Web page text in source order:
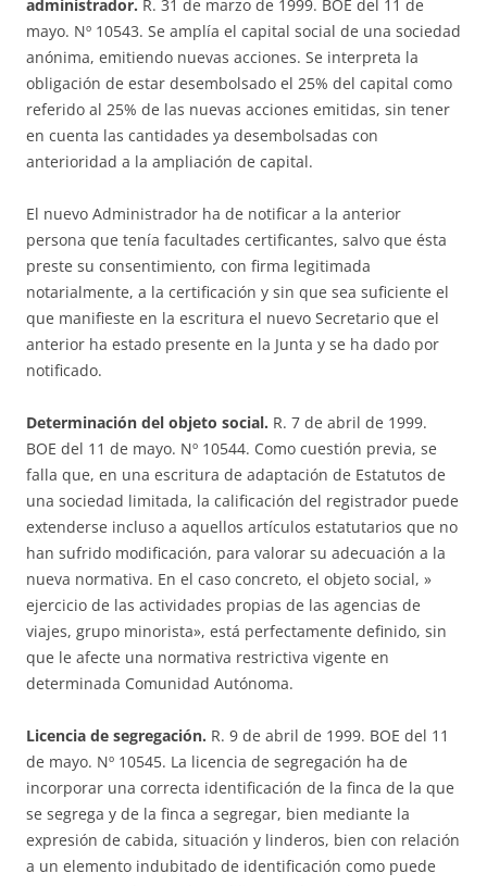
administrador. R. 31 de marzo de 1999. BOE del 11 de
mayo. Nº 10543. Se amplía el capital social de una sociedad
anónima, emitiendo nuevas acciones. Se interpreta la
obligación de estar desembolsado el 25% del capital como
referido al 25% de las nuevas acciones emitidas, sin tener
en cuenta las cantidades ya desembolsadas con
anterioridad a la ampliación de capital.
El nuevo Administrador ha de notificar a la anterior
persona que tenía facultades certificantes, salvo que ésta
preste su consentimiento, con firma legitimada
notarialmente, a la certificación y sin que sea suficiente el
que manifieste en la escritura el nuevo Secretario que el
anterior ha estado presente en la Junta y se ha dado por
notificado.
Determinación del objeto social. R. 7 de abril de 1999.
BOE del 11 de mayo. Nº 10544. Como cuestión previa, se
falla que, en una escritura de adaptación de Estatutos de
una sociedad limitada, la calificación del registrador puede
extenderse incluso a aquellos artículos estatutarios que no
han sufrido modificación, para valorar su adecuación a la
nueva normativa. En el caso concreto, el objeto social, »
ejercicio de las actividades propias de las agencias de
viajes, grupo minorista», está perfectamente definido, sin
que le afecte una normativa restrictiva vigente en
determinada Comunidad Autónoma.
Licencia de segregación. R. 9 de abril de 1999. BOE del 11
de mayo. Nº 10545. La licencia de segregación ha de
incorporar una correcta identificación de la finca de la que
se segrega y de la finca a segregar, bien mediante la
expresión de cabida, situación y linderos, bien con relación
a un elemento indubitado de identificación como puede